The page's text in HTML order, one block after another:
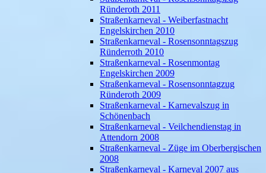
Ründeroth 2011
Straßenkarneval - Weiberfastnacht
Engelskirchen 2010
Straßenkarneval - Rosensonntagszug
Ründerroth 2010
Straßenkarneval - Rosenmontag
Engelskirchen 2009
Straßenkarneval - Rosensonntagzug
Ründeroth 2009
Straßenkarneval - Karnevalszug in
Schönenbach
Straßenkarneval - Veilchendienstag in
Attendorn 2008
Straßenkarneval - Züge im Oberbergischen
2008
Straßenkarneval - Karneval 2007 aus